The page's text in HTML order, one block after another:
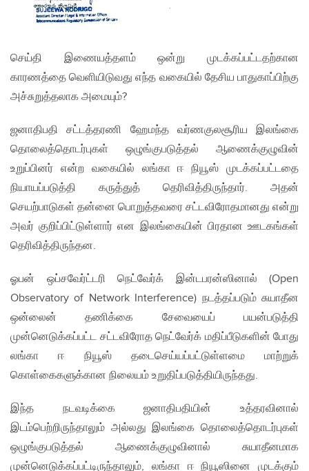
செய்தி இணையத்தளம் ஒன்று முடக்கப்பட்டதற்கான
காரணத்தை வெளியிடுவது எந்த வகையில் தேசிய பாதுகாப்பிற்கு
அச்சுறுத்தலாக அமையும்?
ஜனாதிபதி சட்டத்தரணி ஹேமந்த வர்ணகுலசூரிய இலங்கை
தொலைத்தொடர்புகள் ஒழுங்குபடுத்தல் ஆணைக்குழுவின்
உறுப்பினர் என்ற வகையில் லங்கா ஈ நியூஸ் முடக்கப்பட்டதை
நியாயப்படுத்தி கருத்துத் தெரிவித்திருந்தார். அதன்
செயற்பாடுகள் தன்னை பொறுத்தவரை சட்டவிரோதமானது என்று
அவர் குறிப்பிட்டுள்ளார் என இலங்கையின் பிரதான ஊடகங்கள்
தெரிவித்திருந்தன.
ஓபன் ஒப்சவேர்ட்டரி நெட்வேர்க் இன்டபரன்ஸினால் (Open
Observatory of Network Interference) நடத்தப்படும் சுயாதீன
ஒன்லைன் தணிக்கை சேவையைப் பயன்படுத்தி
முன்னெடுக்கப்பட்ட சட்டவிரோத நெட்வேர்க் மதிப்பீடுகளின் போது
லங்கா ஈ நியூஸ் தடைசெய்யப்பட்டுள்ளமை மாற்றுக்
கொள்கைகளுக்கான நிலையம் உறுதிப்படுத்தியிருந்தது.
இந்த நடவடிக்கை ஜனாதிபதியின் உத்தரவினால்
இடம்பெற்றிருந்தாலும் அல்லது இலங்கை தொலைத்தொடர்புகள்
ஒழுங்குபடுத்தல் ஆணைக்குழுவினால் சுயாதீனமாக
முன்னெடுக்கப்பட்டிருந்தாலும், லங்கா ஈ நியூஸினை முடக்கும்